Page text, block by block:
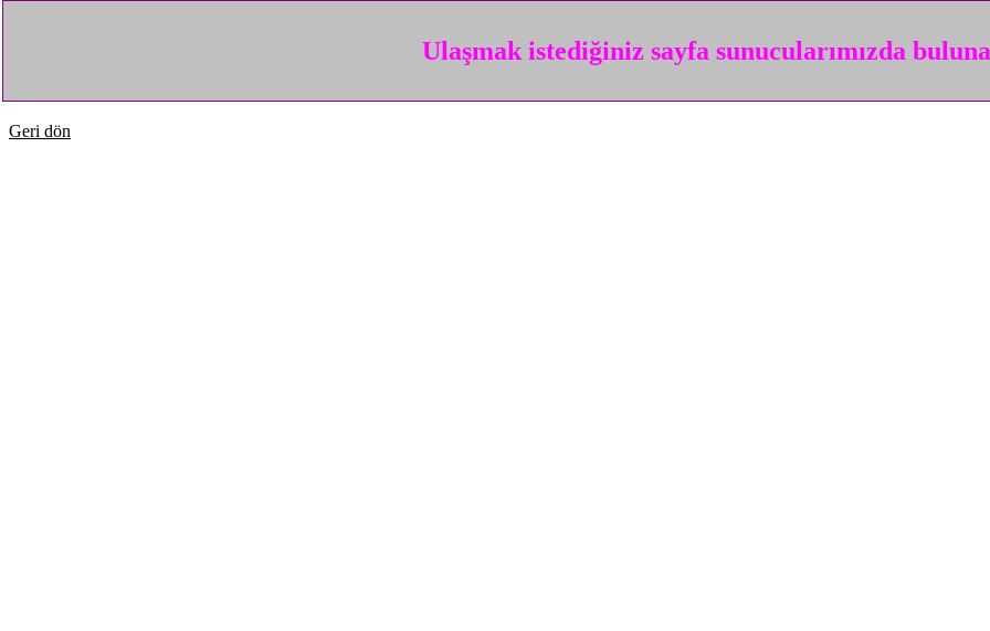
Ulaşmak istediğiniz sayfa sunucularımızda
Geri dön